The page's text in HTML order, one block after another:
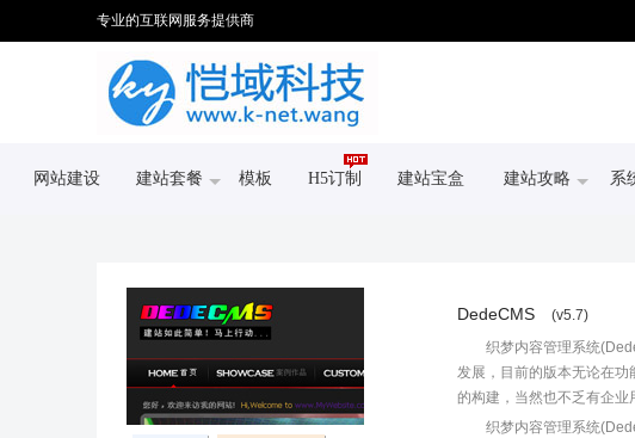
专业的互联网服务提供商
网站建设 建站套餐 模板 H5订制 建站宝盒 建站攻略 系
DedeCMS
(v5.7)
织梦内容管理系统
发展，目前的版本无论在
的构建，当然也不乏有企业
织梦内容管理系统